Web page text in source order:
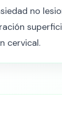
no
cervical.